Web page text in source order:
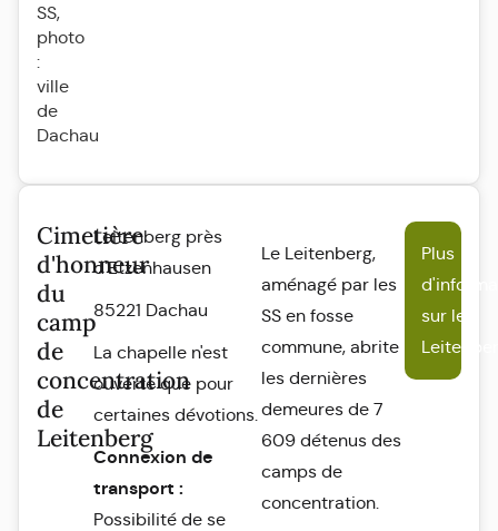
SS,
photo
:
ville
de
Dachau
Cimetière
d'honneur
du
camp
de
concentration
de
Leitenberg
Leitenberg près
d'Etzenhausen
85221 Dachau
La chapelle n'est
ouverte que pour
certaines dévotions.
Connexion de
transport :
Possibilité de se
Le Leitenberg,
aménagé par les
SS en fosse
commune, abrite
les dernières
demeures de 7
609 détenus des
camps de
concentration.
Plus
sur le